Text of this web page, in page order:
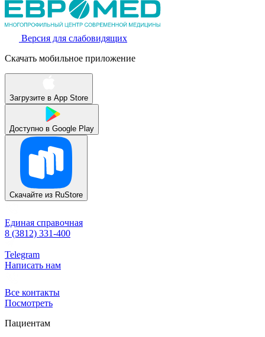
Версия для слабовидящих
Скачать мобильное приложение
Загрузите в App Store
Доступно в Google Play
Скачайте из RuStore
Единая справочная
8 (3812) 331-400
Telegram
Написать нам
Все контакты
Посмотреть
Пациентам